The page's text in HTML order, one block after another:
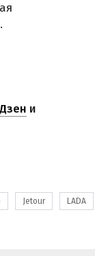
Дзен и
Jetour LADA